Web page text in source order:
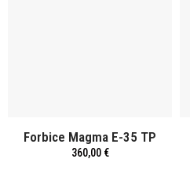
Forbice Magma E-35 TP
360,00 €